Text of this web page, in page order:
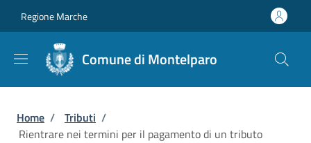
Regione Marche
Comune di Montelparo
Briciole di pane
Home / Tributi /
Rientrare nei termini per il pagamento di un tributo